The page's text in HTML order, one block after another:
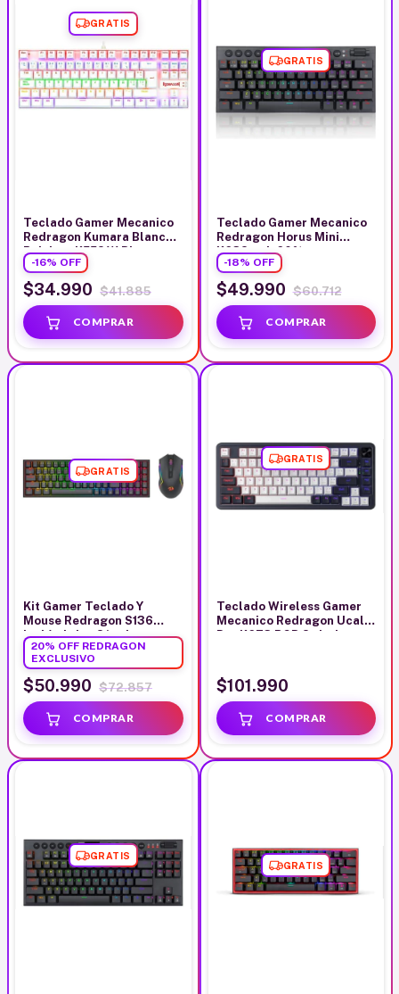
GRATIS
Teclado Gamer Mecanico
Redragon Kumara Blanco
Rainbow K552 W Blanco
Español
-16% OFF
$34.990 $41.885
GRATIS
Teclado Gamer Mecanico
Redragon Horus Mini
K632-rgb 60%
-18% OFF
$49.990 $60.712
GRATIS
Kit Gamer Teclado Y
Mouse Redragon S136
Inalámbrico S/red
20% OFF REDRAGON
EXCLUSIVO
$50.990 $72.857
GRATIS
Teclado Wireless Gamer
Mecanico Redragon Ucal
Pro K673 RGB Switches
$101.990
GRATIS
GRATIS